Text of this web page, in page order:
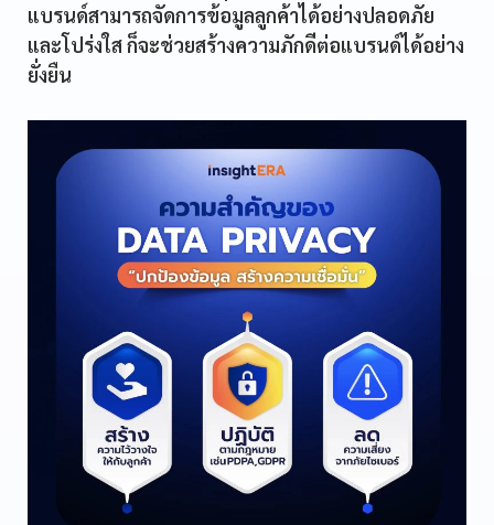
แบรนด์สามารถจัดการข้อมูลลูกค้าได้อย่างปลอดภัย
และโปร่งใส ก็จะช่วยสร้างความภักดีต่อแบรนด์ได้อย่าง
ยั่งยืน